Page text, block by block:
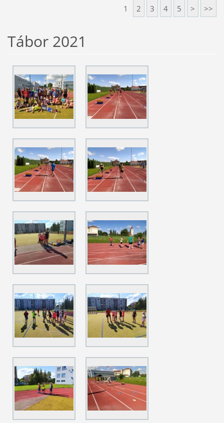
1 2 3 4 5 > >>
Tábor 2021